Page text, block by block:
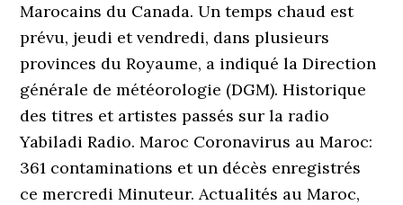
Marocains du Canada. Un temps chaud est
prévu, jeudi et vendredi, dans plusieurs
provinces du Royaume, a indiqué la Direction
générale de météorologie (DGM). Historique
des titres et artistes passés sur la radio
Yabiladi Radio. Maroc Coronavirus au Maroc:
361 contaminations et un décès enregistrés
ce mercredi Minuteur. Actualités au Maroc,